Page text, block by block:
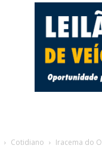
Cotidiano Iracema do